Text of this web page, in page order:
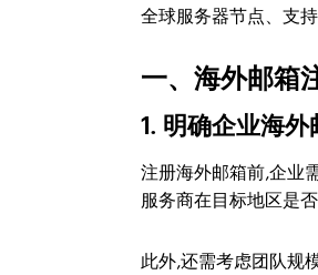
全球服务器节点、支
一、海外邮箱
1. 明确企业海外
注册海外邮箱前,企业
服务商在目标地区是
此外,还需考虑团队规